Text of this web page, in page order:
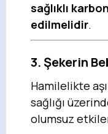
sağlıklı
edilmelidir.
3. Şekerin
Hamilelikte
sağlığı
olumsuz